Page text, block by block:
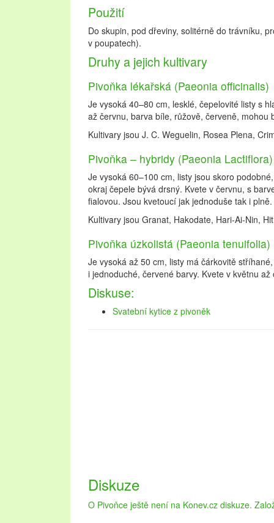
Použití
Do skupin, pod dřeviny, solitérně do trávníku,
v poupatech).
Druhy a jejich kultivary
Pivoňka lékařská (Paeonia officinalis)
Je vysoká 40–80 cm, lesklé, čepelovité listy s
až červnu, barva bíle, růžově, červeně, mohou
Kultivary jsou J. C. Weguelin, Rosea Plena,
Pivoňka – hybridy (Paeonia Lactiflora)
Je vysoká 60–100 cm, listy jsou skoro
okraj čepele bývá drsný. Kvete v červnu, s
fialovou. Jsou kvetoucí jak jednoduše tak i plně.
Kultivary jsou Granat, Hakodate, Hari-Ai-Nin,
Pivoňka úzkolistá (Paeonia tenuifolia)
Je vysoká až 50 cm, listy má čárkovitě
i jednoduché, červené barvy. Kvete v květnu až
Diskuse:
Svatební kytice z pivoněk
Oblast Lednicko-valtického areálu
krásné zahrady. Pojďte strávit dovolenou na
navštěvovaných městech na stránkách
Diskuze
O Pivoňce ještě není na Konev.cz diskuze.